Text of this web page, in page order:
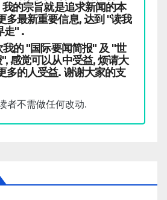
的宗旨就是追求新闻的本
多最新重要信息, 达到 "读我
走" .
的 "国际要闻简报" 及 "世
感觉可以从中受益, 烦请大
多的人受益. 谢谢大家的支
者不需做任何改动.